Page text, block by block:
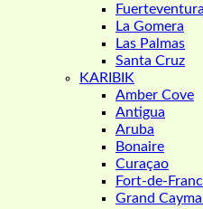
Fuerteventura
La Gomera
Las Palmas
Santa Cruz
KARIBIK
Amber Cove
Antigua
Aruba
Bonaire
Curaçao
Fort-de-
Grand